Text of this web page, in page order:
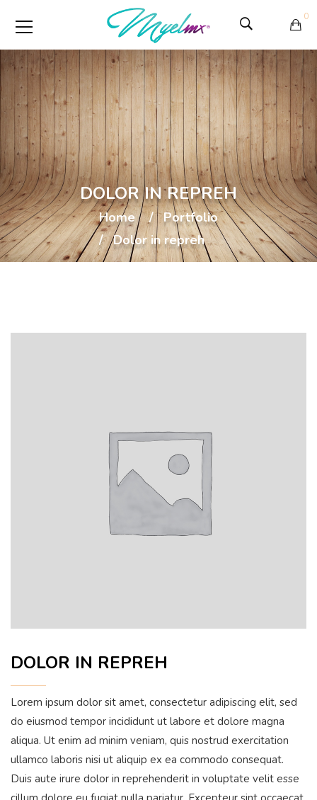
0
DOLOR IN REPREH
Home
Portfolio
Dolor in repreh
DOLOR IN REPREH
Lorem ipsum dolor sit amet, consectetur adipiscing elit, sed
do eiusmod tempor incididunt ut labore et dolore magna
aliqua. Ut enim ad minim veniam, quis nostrud exercitation
ullamco laboris nisi ut aliquip ex ea commodo consequat.
Duis aute irure dolor in reprehenderit in voluptate velit esse